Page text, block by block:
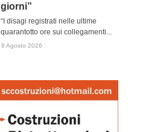
giorni”
“I disagi registrati nelle ultime
quarantotto ore sui collegamenti...
8 Agosto 2026